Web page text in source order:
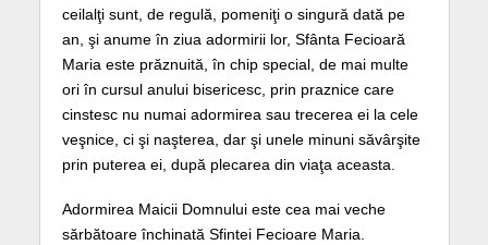
ceilalţi sunt, de regulă, pomeniţi o singură dată pe
an, şi anume în ziua adormirii lor, Sfânta Fecioară
Maria este prăznuită, în chip special, de mai multe
ori în cursul anului bisericesc, prin praznice care
cinstesc nu numai adormirea sau trecerea ei la cele
veşnice, ci şi naşterea, dar şi unele minuni săvârşite
prin puterea ei, după plecarea din viaţa aceasta.
Adormirea Maicii Domnului este cea mai veche
sărbătoare închinată Sfintei Fecioare Maria.